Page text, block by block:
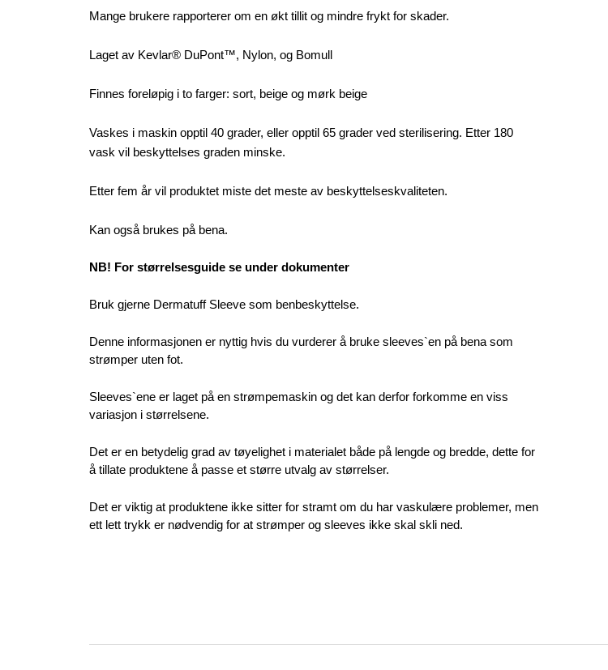
Mange brukere rapporterer om en økt tillit og mindre frykt for skader.
Laget av Kevlar® DuPont™, Nylon, og Bomull
Finnes foreløpig i to farger: sort, beige og mørk beige
Vaskes i maskin opptil 40 grader, eller opptil 65 grader ved sterilisering. Etter 180
vask vil beskyttelses graden minske.
Etter fem år vil produktet miste det meste av beskyttelseskvaliteten.
Kan også brukes på bena.
NB! For størrelsesguide se under dokumenter
Bruk gjerne Dermatuff Sleeve som benbeskyttelse.
Denne informasjonen er nyttig hvis du vurderer å bruke sleeves`en på bena som
strømper uten fot.
Sleeves`ene er laget på en strømpemaskin og det kan derfor forkomme en viss
variasjon i størrelsene.
Det er en betydelig grad av tøyelighet i materialet både på lengde og bredde, dette for
å tillate produktene å passe et større utvalg av størrelser.
Det er viktig at produktene ikke sitter for stramt om du har vaskulære problemer, men
ett lett trykk er nødvendig for at strømper og sleeves ikke skal skli ned.